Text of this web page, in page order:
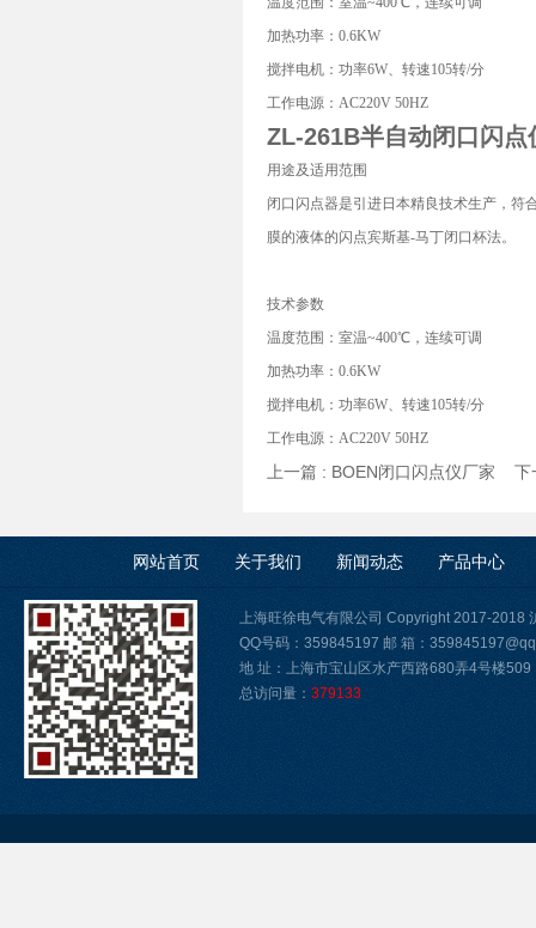
加热功率：0.6KW
搅拌电机：功率6W、转速105转/分
工作电源：AC220V 50HZ
ZL-261B半自动闭口闪点
用途及适用范围
闭口闪点器是引进日本精良技术生产，符
膜的液体的闪点宾斯基-马丁闭口杯法。
技术参数
温度范围：室温~400℃，连续可调
加热功率：0.6KW
搅拌电机：功率6W、转速105转/分
工作电源：AC220V 50HZ
上一篇 : BOEN闭口闪点仪厂家 下
网站首页 关于我们 新闻动态 产品中心
上海旺徐电气有限公司 Copyright 2017-2018
QQ号码：359845197 邮 箱：
地 址：上海市宝山区水产西路680弄4号楼509
总访问量： 379133